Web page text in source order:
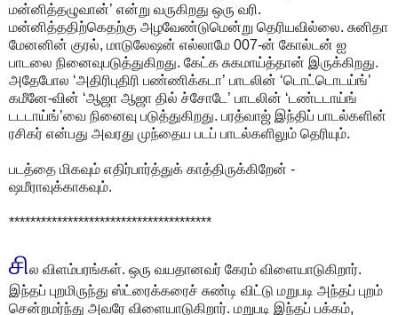
மன்னித்தழுவான்’ என்று வருகிறது ஒரு வரி.
மன்னித்ததிற்கெதற்கு அழவேண்டுமென்று தெரியவில்லை. சுனிதா
மேனனின் குரல், மாடுலேஷன் எல்லாமே 007-ன் கோல்டன் ஐ
பாடலை நினைவுபடுத்துகிறது. கேட்க சுகமாய்த்தான் இருக்கிறது.
அதேபோல ‘அதிரிபுதிரி பண்ணிக்கடா’ பாடலின் ‘டொட்டொடய்ங்’
கமீனே-வின் ‘ஆஜா ஆஜா தில் ச்சோடே’ பாடலின் ‘டண்டடாய்ங்
டடடாய்ங்’வை நினைவு படுத்துகிறது. பரத்வாஜ் இந்திப் பாடல்களின்
ரசிகர் என்பது அவரது முந்தைய படப் பாடல்களிலும் தெரியும்.
படத்தை மிகவும் எதிர்பார்த்துக் காத்திருக்கிறேன் -
ஷமீராவுக்காகவும்.
**************************************
சில விளம்பரங்கள். ஒரு வயதானவர் கேரம் விளையாடுகிறார்.
இந்தப் புறமிருந்து ஸ்ட்ரைக்கரைச் சுண்டி விட்டு மறுபடி அந்தப் புறம்
சென்றமர்ந்து அவரே விளையாடுகிறார். மறுபடி இந்தப் பக்கம்,